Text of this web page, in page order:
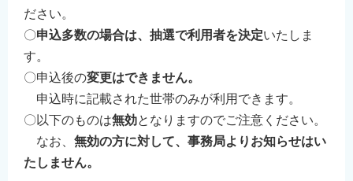
ださい。
〇申込多数の場合は、抽選で利用者を決定いたしま
す。
〇申込後の変更はできません。
申込時に記載された世帯のみが利用できます。
〇以下のものは無効となりますのでご注意ください。
なお、 無効の方に対して、事務局よりお知らせはい
たしません。